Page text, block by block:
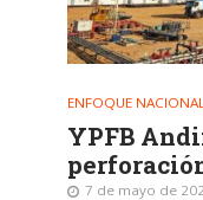
ENFOQUE NACIONAL
YPFB
7 de mayo de